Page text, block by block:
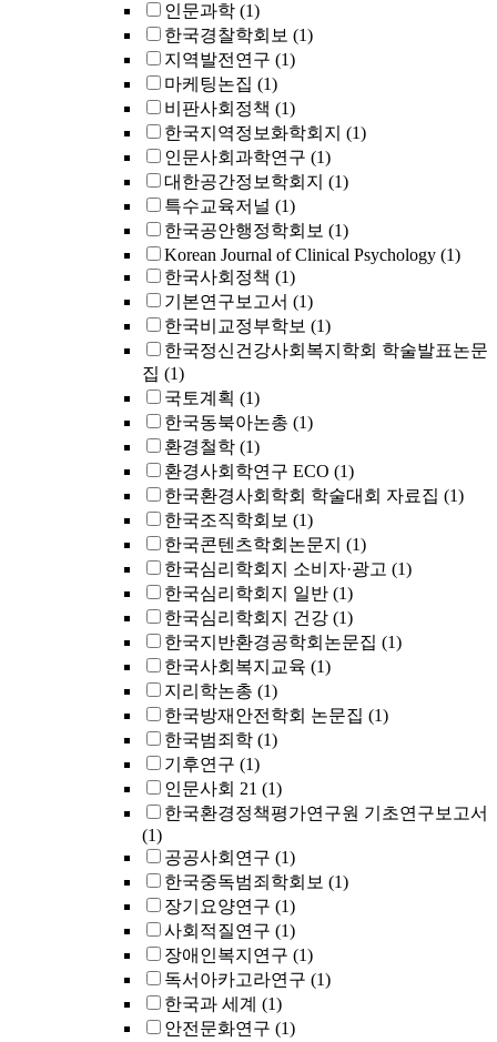
인문과학 (1)
한국경찰학회보 (1)
지역발전연구 (1)
마케팅논집 (1)
비판사회정책 (1)
한국지역정보화학회지 (1)
인문사회과학연구 (1)
대한공간정보학회지 (1)
특수교육저널 (1)
한국공안행정학회보 (1)
Korean Journal of Clinical Psychology (1)
한국사회정책 (1)
기본연구보고서 (1)
한국비교정부학보 (1)
한국정신건강사회복지학회 학술발표논문
집 (1)
국토계획 (1)
한국동북아논총 (1)
환경철학 (1)
환경사회학연구 ECO (1)
한국환경사회학회 학술대회 자료집 (1)
한국조직학회보 (1)
한국콘텐츠학회논문지 (1)
한국심리학회지 소비자·광고 (1)
한국심리학회지 일반 (1)
한국심리학회지 건강 (1)
한국지반환경공학회논문집 (1)
한국사회복지교육 (1)
지리학논총 (1)
한국방재안전학회 논문집 (1)
한국범죄학 (1)
기후연구 (1)
인문사회 21 (1)
한국환경정책평가연구원 기초연구보고서
(1)
공공사회연구 (1)
한국중독범죄학회보 (1)
장기요양연구 (1)
사회적질연구 (1)
장애인복지연구 (1)
독서아카고라연구 (1)
한국과 세계 (1)
안전문화연구 (1)